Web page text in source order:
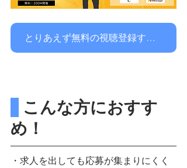
とりあえず無料の視聴登録する！
こんな方におすす
め！
・求人を出しても応募が集まりにくく